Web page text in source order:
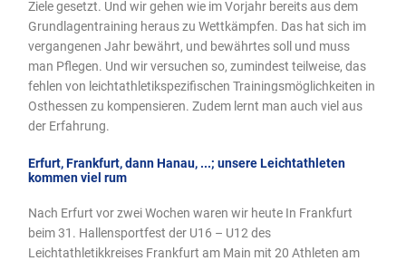
Ziele gesetzt. Und wir gehen wie im Vorjahr bereits aus dem
Grundlagentraining heraus zu Wettkämpfen. Das hat sich im
vergangenen Jahr bewährt, und bewährtes soll und muss
man Pflegen. Und wir versuchen so, zumindest teilweise, das
fehlen von leichtathletikspezifischen Trainingsmöglichkeiten in
Osthessen zu kompensieren. Zudem lernt man auch viel aus
der Erfahrung.
Erfurt, Frankfurt, dann Hanau, ...; unsere Leichtathleten
kommen viel rum
Nach Erfurt vor zwei Wochen waren wir heute In Frankfurt
beim 31. Hallensportfest der U16 – U12 des
Leichtathletikkreises Frankfurt am Main mit 20 Athleten am